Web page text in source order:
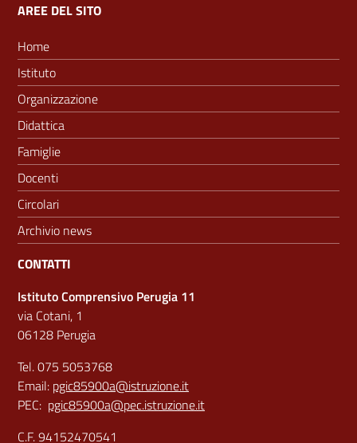
AREE DEL SITO
Home
Istituto
Organizzazione
Didattica
Famiglie
Docenti
Circolari
Archivio news
CONTATTI
Istituto Comprensivo Perugia 11
via Cotani, 1
06128 Perugia
Tel. 075 5053768
Email: pgic85900a@istruzione.it
PEC: pgic85900a@pec.istruzione.it
C.F. 94152470541